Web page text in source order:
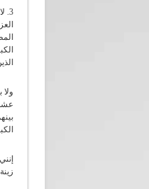
3. لا يسعني في هذه المناسبة إلا